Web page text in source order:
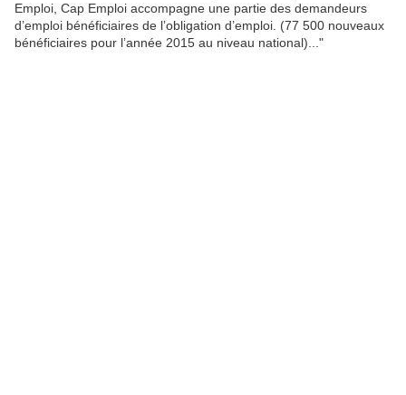
Emploi, Cap Emploi accompagne une partie des demandeurs
d’emploi bénéficiaires de l’obligation d’emploi. (77 500 nouveaux
bénéficiaires pour l’année 2015 au niveau national)..."